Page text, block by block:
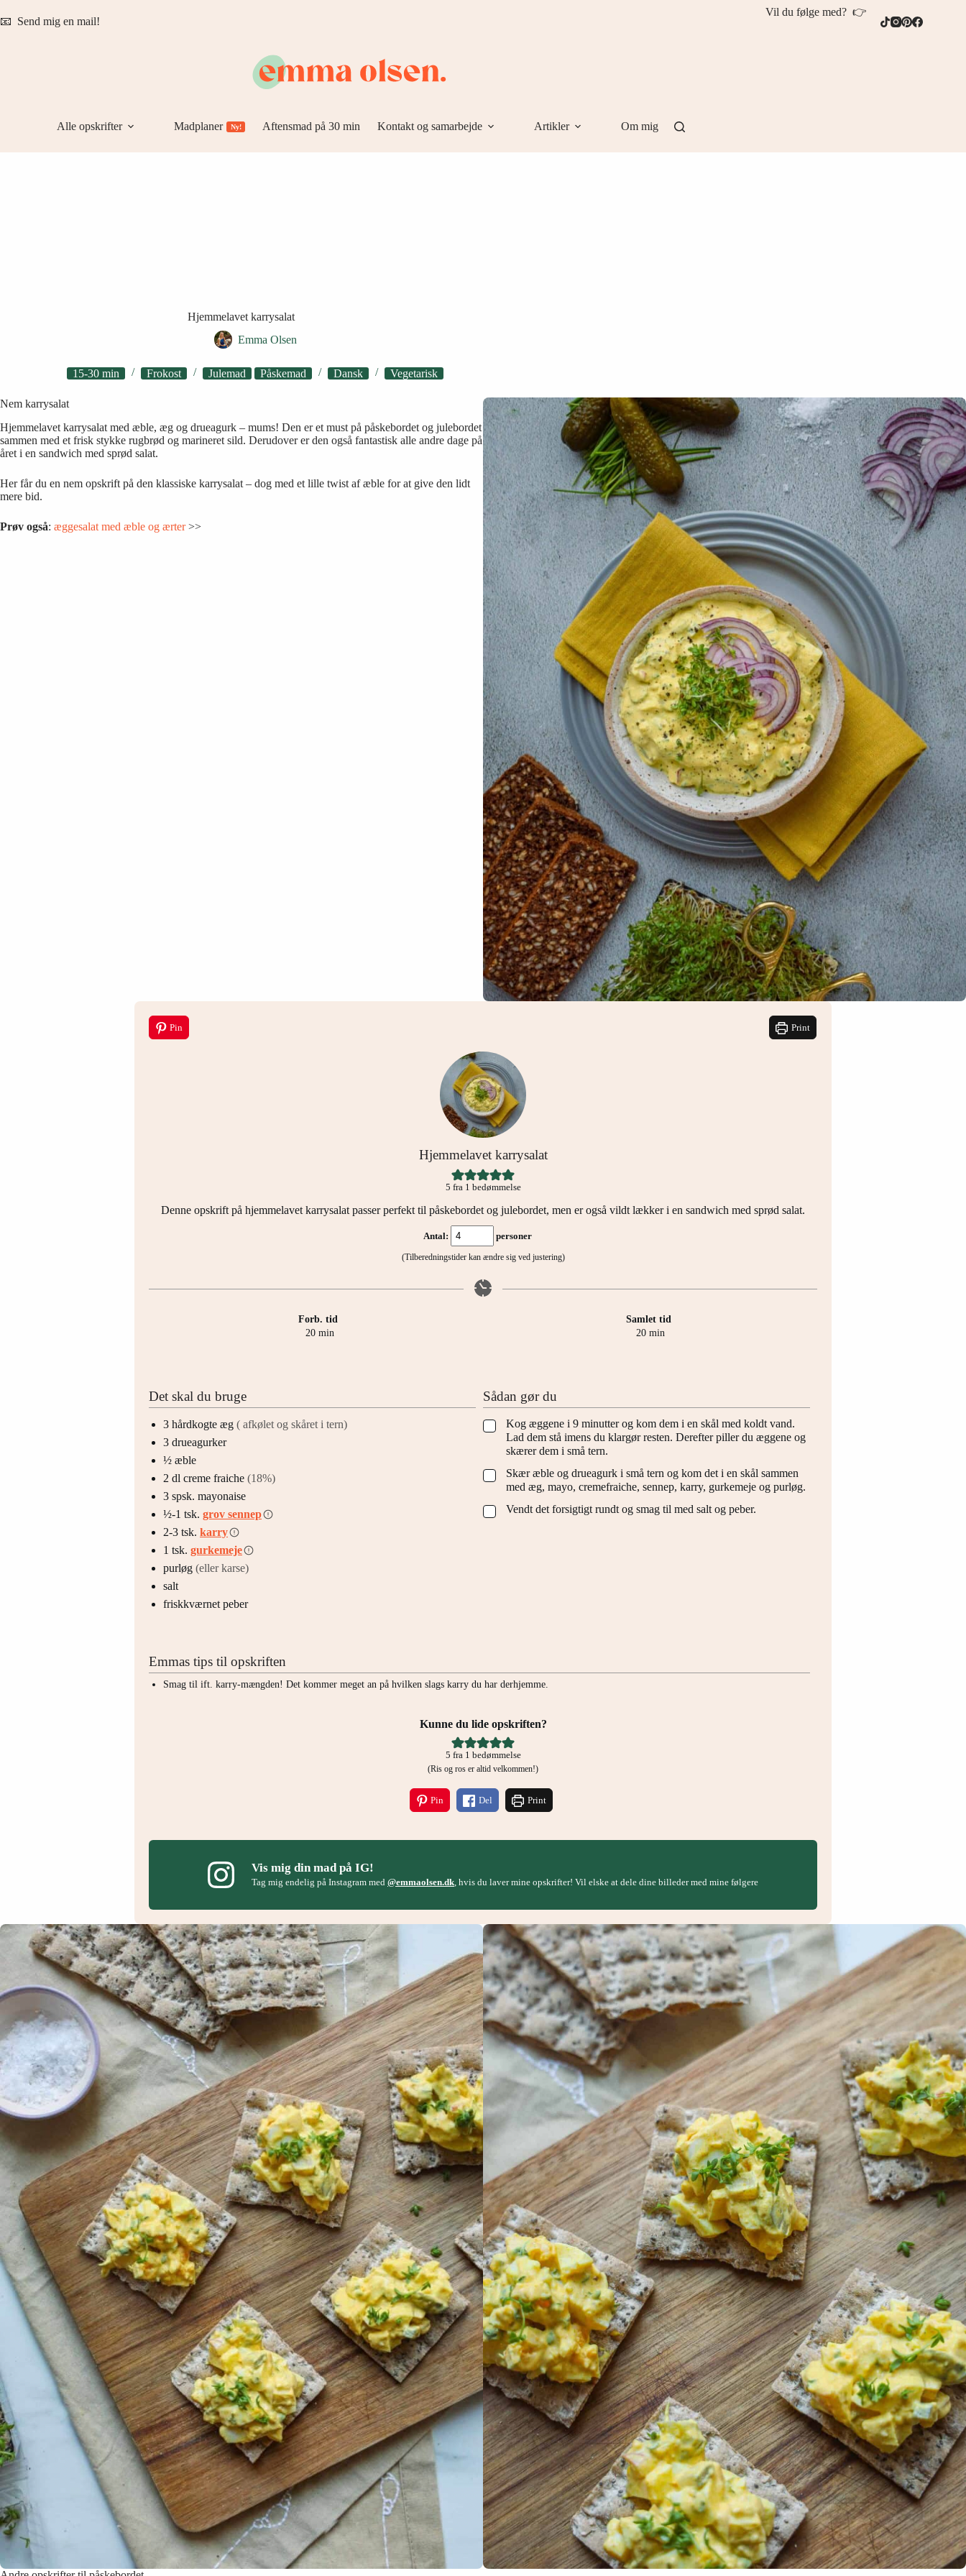
til
📧 Send mig en mail!
Vil du følge med? 👉
Alle opskrifter Madplaner Ny! Aftensmad på 30 min Kontakt og samarbejde Artikler Om mig
Hjemmelavet karrysalat
Emma Olsen
15-30 min Frokost Julemad Påskemad Dansk Vegetarisk
Nem karrysalat
Hjemmelavet karrysalat med æble, æg og drueagurk – mums! Den er et must på påskebordet og julebordet
sammen med et frisk stykke rugbrød og marineret sild. Derudover er den også fantastisk alle andre dage på
året i en sandwich med sprød salat.
Her får du en nem opskrift på den klassiske karrysalat – dog med et lille twist af æble for at give den lidt
mere bid.
Prøv også: æggesalat med æble og ærter>>
Pin Print
Hjemmelavet karrysalat
5 fra 1 bedømmelse
Denne opskrift på hjemmelavet karrysalat passer perfekt til påskebordet og julebordet, men er også vildt lækker i en sandwich med sprød salat.
Antal: personer
(Tilberedningstider kan ændre sig ved justering)
Forb. tid
20minutter
min
Samlet tid
20minutter
min
Det skal du bruge
3 hårdkogte æg ( afkølet og skåret i tern)
3 drueagurker
½ æble
2 dl creme fraiche (18%)
3 spsk. mayonaise
½-1 tsk. grov sennep
2-3 tsk. karry
1 tsk. gurkemeje
purløg (eller karse)
salt
friskkværnet peber
Sådan gør du
▢
Kog æggene i 9 minutter og kom dem i en skål med koldt vand.
Lad dem stå imens du klargør resten. Derefter piller du æggene og
skærer dem i små tern.
▢
Skær æble og drueagurk i små tern og kom det i en skål sammen
med æg, mayo, cremefraiche, sennep, karry, gurkemeje og purløg.
▢
Vendt det forsigtigt rundt og smag til med salt og peber.
Emmas tips til opskriften
Smag til ift. karry-mængden! Det kommer meget an på hvilken slags karry du har derhjemme.
Kunne du lide opskriften?
5 fra 1 bedømmelse
(Ris og ros er altid velkommen!)
Pin Del Print
Vis mig din mad på IG!
Tag mig endelig på Instagram med@emmaolsen.dk, hvis du laver mine opskrifter! Vil elske at dele dine billeder med mine følgere